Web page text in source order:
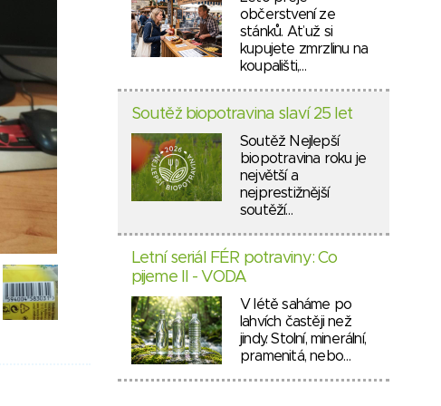
občerstvení ze
stánků. Ať už si
kupujete zmrzlinu na
koupališti,…
Soutěž biopotravina slaví 25 let
Soutěž Nejlepší
biopotravina roku je
největší a
nejprestižnější
soutěží…
Letní seriál FÉR potraviny: Co
pijeme II - VODA
V létě saháme po
lahvích častěji než
jindy. Stolní, minerální,
pramenitá, nebo…